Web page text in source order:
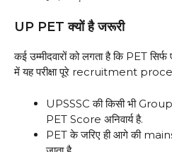
UP PET क्यों है जरूरी
कई उम्मीदवारों को लगता है कि PET
में यह परीक्षा पूरे recruitment
UPSSSC की किसी भी
PET Score अनिवार्य है.
PET के जरिए ही आगे की